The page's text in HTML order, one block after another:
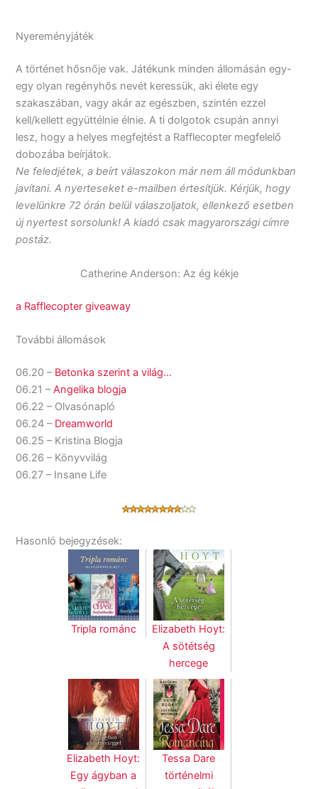
Nyereményjáték
A történet hősnője vak. Játékunk minden állomásán egy-
egy olyan regényhős nevét keressük, aki élete egy
szakaszában, vagy akár az egészben, szintén ezzel
kell/kellett együttélnie élnie. A ti dolgotok csupán annyi
lesz, hogy a helyes megfejtést a Rafflecopter megfelelő
dobozába beírjátok.
Ne feledjétek, a beírt válaszokon már nem áll módunkban
javítani. A nyerteseket e-mailben értesítjük. Kérjük, hogy
levelünkre 72 órán belül válaszoljatok, ellenkező esetben
új nyertest sorsolunk! A kiadó csak magyarországi címre
postáz.
Catherine Anderson: Az ég kékje
a Rafflecopter giveaway
További állomások
06.20 – Betonka szerint a világ…
06.21 –Angelika blogja
06.22 – Olvasónapló
06.24 – Dreamworld
06.25 – Kristina Blogja
06.26 – Könyvvilág
06.27 – Insane Life
Hasonló bejegyzések:
Tripla románc
Elizabeth Hoyt:
A sötétség
hercege
Elizabeth Hoyt:
Egy ágyban a
Tessa Dare
történelmi